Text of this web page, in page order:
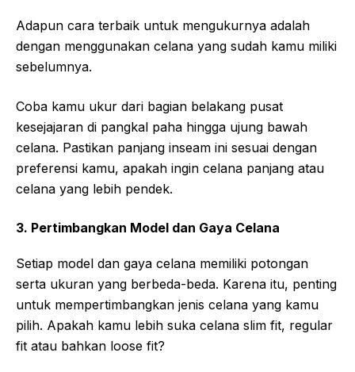
Adapun cara terbaik untuk mengukurnya adalah
dengan menggunakan celana yang sudah kamu miliki
sebelumnya.
Coba kamu ukur dari bagian belakang pusat
kesejajaran di pangkal paha hingga ujung bawah
celana. Pastikan panjang inseam ini sesuai dengan
preferensi kamu, apakah ingin celana panjang atau
celana yang lebih pendek.
3. Pertimbangkan Model dan Gaya Celana
Setiap model dan gaya celana memiliki potongan
serta ukuran yang berbeda-beda. Karena itu, penting
untuk mempertimbangkan jenis celana yang kamu
pilih. Apakah kamu lebih suka celana slim fit, regular
fit atau bahkan loose fit?